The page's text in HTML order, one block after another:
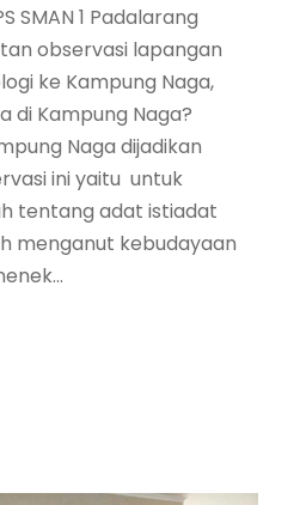
SMAN 1 Padalarang
observasi lapangan
ke Kampung Naga,
di Kampung Naga?
Naga dijadikan
ini yaitu untuk
tentang adat istiadat
menganut kebudayaan